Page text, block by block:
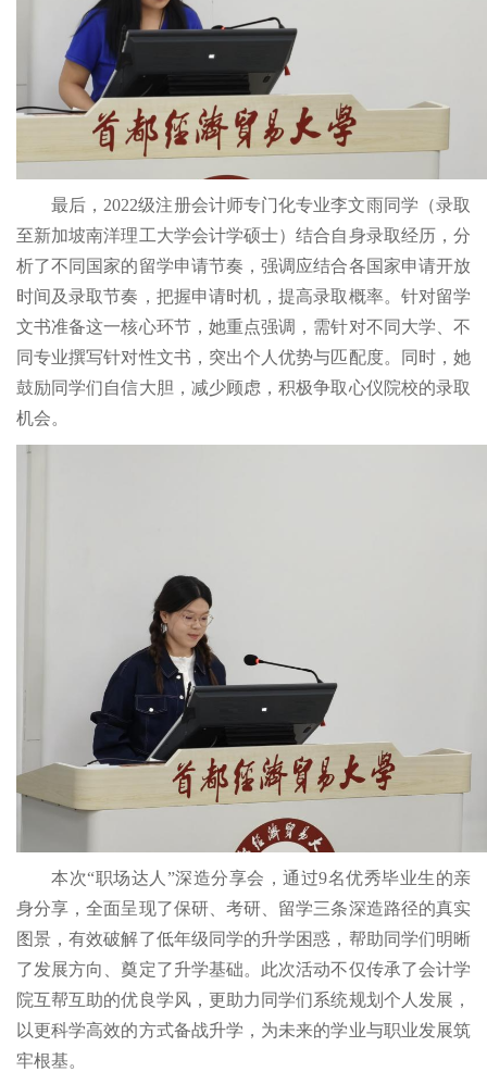
最后，2022级注册会计师专门化专业李文雨同学（录取
至新加坡南洋理工大学会计学硕士）结合自身录取经历，分
析了不同国家的留学申请节奏，强调应结合各国家申请开放
时间及录取节奏，把握申请时机，提高录取概率。针对留学
文书准备这一核心环节，她重点强调，需针对不同大学、不
同专业撰写针对性文书，突出个人优势与匹配度。同时，她
鼓励同学们自信大胆，减少顾虑，积极争取心仪院校的录取
机会。
本次“职场达人”深造分享会，通过9名优秀毕业生的亲
身分享，全面呈现了保研、考研、留学三条深造路径的真实
图景，有效破解了低年级同学的升学困惑，帮助同学们明晰
了发展方向、奠定了升学基础。此次活动不仅传承了会计学
院互帮互助的优良学风，更助力同学们系统规划个人发展，
以更科学高效的方式备战升学，为未来的学业与职业发展筑
牢根基。